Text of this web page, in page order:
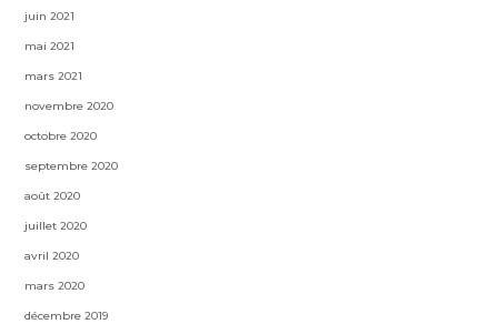
juin 2021
mai 2021
mars 2021
novembre 2020
octobre 2020
septembre 2020
août 2020
juillet 2020
avril 2020
mars 2020
décembre 2019